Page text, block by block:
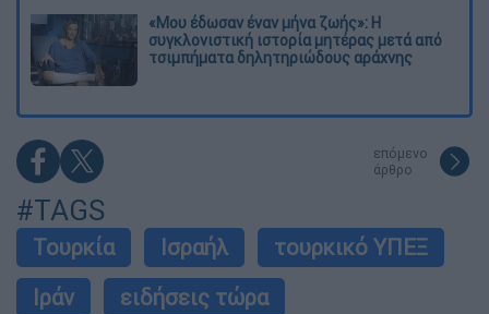
«Μου έδωσαν έναν μήνα ζωής»: Η
συγκλονιστική ιστορία μητέρας μετά από
τσιμπήματα δηλητηριώδους αράχνης
επόμενο
άρθρο
#TAGS
Τουρκία Ισραήλ
τουρκικό ΥΠΕΞ
Ιράν
ειδήσεις τώρα